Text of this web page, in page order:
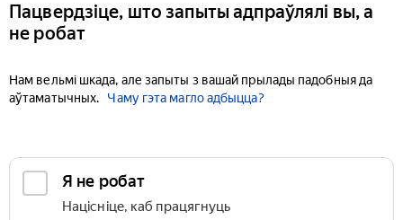
Пацвердзіце, што запыты адпраўлялі вы, а
не робат
Нам вельмі шкада, але запыты з вашай прылады падобныя да
аўтаматычных.
Чаму гэта магло адбыцца?
Я не робат
Націсніце, каб працягнуць